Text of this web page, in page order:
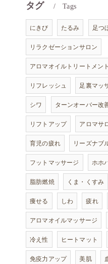
タグ Tags
にきび たるみ 足つ
リラクゼーションサロン
アロマオイルトリートメント
リフレッシュ 足裏マッ
シワ ターンオーバー改
リフトアップ アロマサ
育児の疲れ リーズナブ
フットマッサージ ホホ
脂肪燃焼 くま・くすみ
痩せる しわ 疲れ
アロマオイルマッサージ
冷え性 ヒートマット
免疫力アップ 美肌